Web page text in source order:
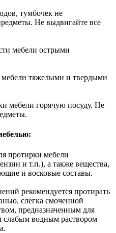
тумбочек не
Не выдвигайте все
мебели острыми
мебели тяжелыми и твердыми
мебели горячую посуду. Не
протирки мебели
и т.п.), а также вещества,
и восковые составы.
рекомендуется протирать
слегка смоченной
предназначенным для
слабым водным раствором